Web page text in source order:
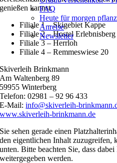
FAQ
Heute für morgen
Anreise
Newsletter
genießen kannst.
Filiale 1 – Skigebiet Kappe
Filiale 2 – Hostel
Filiale 3 – Herrloh
Filiale 4 – Remmeswiese 20
Skiverleih Brinkmann
Am Waltenberg 89
59955 Winterberg
Telefon: 02981 – 92 96 433
E-Mail:info@skiverleih-
www.skiverleih-brinkmann.de
Sie sehen gerade einen
den eigentlichen Inhalt zuzugreifen,
unten. Bitte beachten Sie, dass
weitergegeben werden.